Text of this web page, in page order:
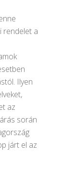
rendelet a
Ilyen
az
során
járt el az